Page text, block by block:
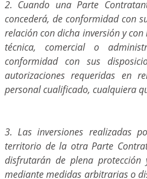
2. Cuando una Parte
concederá, de conformidad con
relación con dicha inversión y
técnica, comercial o
conformidad con sus
autorizaciones requeridas en
personal cualificado, cualquiera
3. Las inversiones realizadas
territorio de la otra Parte
disfrutarán de plena
mediante medidas arbitrarias o